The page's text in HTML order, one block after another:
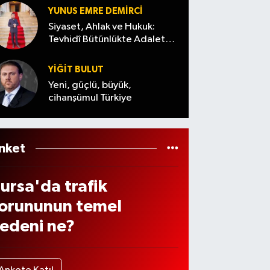
andıla
r
YUNUS EMRE DEMIRCI
Siyaset, Ahlak ve Hukuk:
Tevhidî Bütünlükte Adalet
YİĞİT BULUT
Yeni, güçlü, büyük,
cihanşümul Türkiye
trafik
temel
ne?